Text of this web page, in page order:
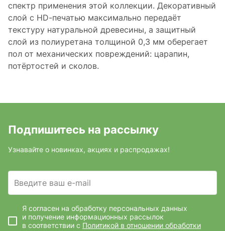
спектр применения этой коллекции. Декоративный
слой с HD-печатью максимально передаёт
текстуру натуральной древесины, а защитный
слой из полиуретана толщиной 0,3 мм оберегает
пол от механических повреждений: царапин,
потёртостей и сколов.
Подпишитесь на рассылку
Узнавайте о новинках, акциях и распродажах!
Введите ваш e-mail
Я согласен на обработку персональных данных
и получение информационных рассылок
в соответствии с Политикой в отношении обработки